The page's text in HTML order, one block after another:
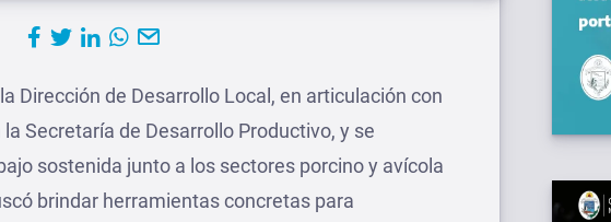
Dirección de Desarrollo Local, en articulación con
Secretaría de Desarrollo Productivo, y se
sostenida junto a los sectores porcino y avícola
brindar herramientas concretas para